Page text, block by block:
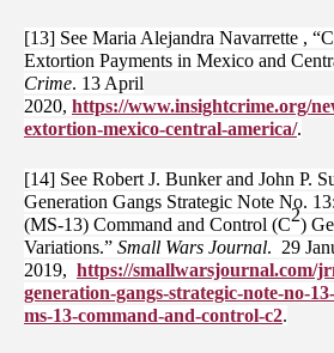
[13] See Maria Alejandra Navarrette ,
Extortion Payments in Mexico and
Crime. 13 April
2020, https://www.insightcrime.org/
extortion-mexico-central-america/.
[14] See Robert J. Bunker and John P.
Generation Gangs Strategic Note No.
(MS-13) Command and Control (C2)
Variations.” Small Wars Journal. 29
2019, https://smallwarsjournal.com/
generation-gangs-strategic-note-no-
ms-13-command-and-control-c2.